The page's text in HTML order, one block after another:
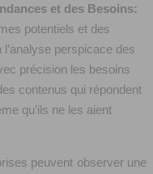
et des Besoins:
potentiels et des
perspicace des
précision les besoins
contenus qui répondent
qu’ils ne les aient
peuvent observer une